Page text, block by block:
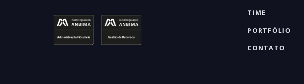
TIME
PORTFÓLIO
CONTATO